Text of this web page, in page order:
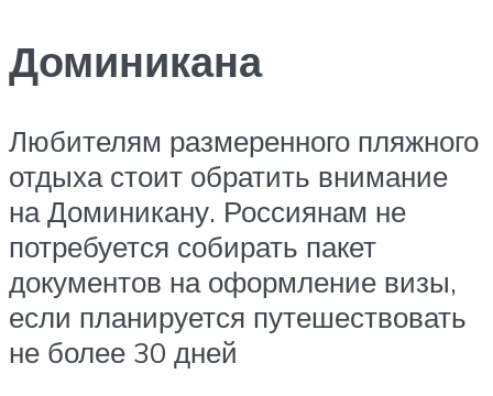
Доминикана
Любителям размеренного пляжного
отдыха стоит обратить внимание
на Доминикану. Россиянам не
потребуется собирать пакет
документов на оформление визы,
если планируется путешествовать
не более 30 дней